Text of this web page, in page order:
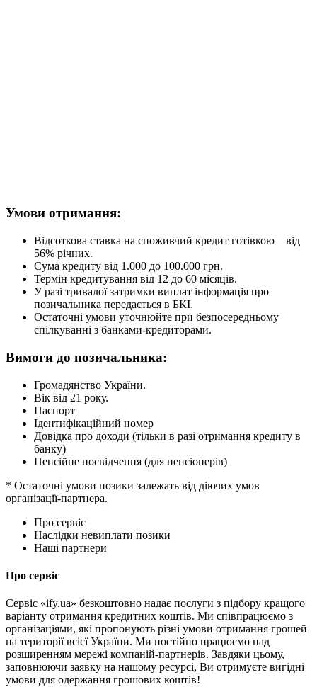
Умови отримання:
Відсоткова ставка на споживчий кредит готівкою – від
56% річних.
Сума кредиту від 1.000 до 100.000 грн.
Термін кредитування від 12 до 60 місяців.
У разі тривалої затримки виплат інформація про
позичальника передається в БКІ.
Остаточні умови уточнюйте при безпосередньому
спілкуванні з банками-кредиторами.
Вимоги до позичальника:
Громадянство України.
Вік від 21 року.
Паспорт
Ідентифікаційний номер
Довідка про доходи (тільки в разі отримання кредиту в
банку)
Пенсійне посвідчення (для пенсіонерів)
* Остаточні умови позики залежать від діючих умов
організації-партнера.
Про сервіс
Наслідки невиплати позики
Наші партнери
Про сервіс
Сервіс «ify.ua» безкоштовно надає послуги з підбору кращого
варіанту отримання кредитних коштів. Ми співпрацюємо з
організаціями, які пропонують різні умови отримання грошей
на території всієї України. Ми постійно працюємо над
розширенням мережі компаній-партнерів. Завдяки цьому,
заповнюючи заявку на нашому ресурсі, Ви отримуєте вигідні
умови для одержання грошових коштів!